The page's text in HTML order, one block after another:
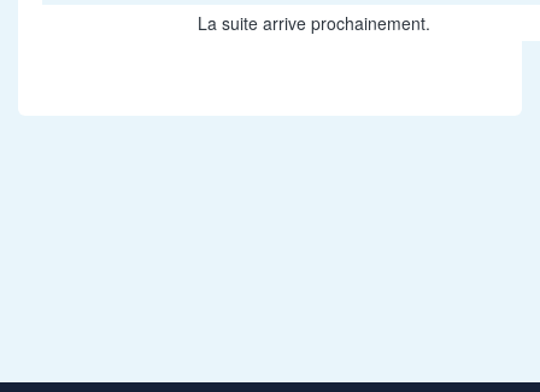
La suite arrive prochainement.